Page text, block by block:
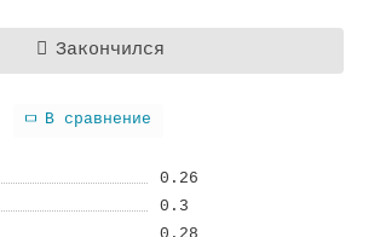
Закончился
В сравнение
0.26
0.3